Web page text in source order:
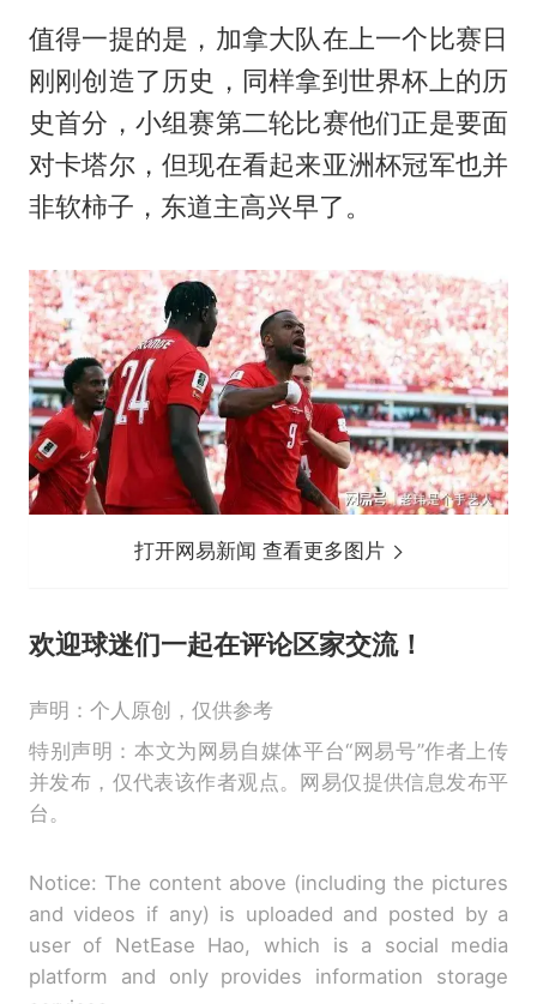
值得一提的是，加拿大队在上一个比赛日
刚刚创造了历史，同样拿到世界杯上的历
史首分，小组赛第二轮比赛他们正是要面
对卡塔尔，但现在看起来亚洲杯冠军也并
非软柿子，东道主高兴早了。
打开网易新闻 查看更多图片
欢迎球迷们一起在评论区家交流！
声明：个人原创，仅供参考
特别声明：本文为网易自媒体平台“网易号”作者上传
并发布，仅代表该作者观点。网易仅提供信息发布平
台。
Notice: The content above (including the pictures
and videos if any) is uploaded and posted by a
user of NetEase Hao, which is a social media
platform and only provides information storage